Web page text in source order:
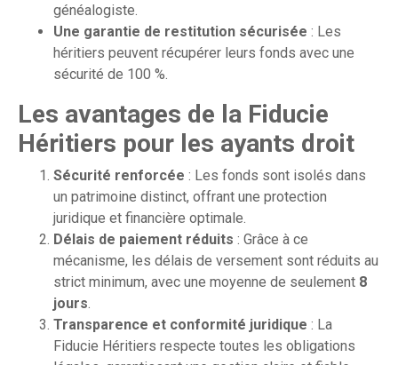
généalogiste.
Une garantie de restitution sécurisée : Les
héritiers peuvent récupérer leurs fonds avec une
sécurité de 100 %.
Les avantages de la Fiducie
Héritiers pour les ayants droit
Sécurité renforcée : Les fonds sont isolés dans
un patrimoine distinct, offrant une protection
juridique et financière optimale.
Délais de paiement réduits : Grâce à ce
mécanisme, les délais de versement sont réduits au
strict minimum, avec une moyenne de seulement 8
jours
Transparence et conformité juridique : La
Fiducie Héritiers respecte toutes les obligations